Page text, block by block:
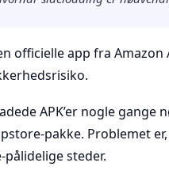
officielle app fra
APK’er nogle
pakke. Problemet
steder.